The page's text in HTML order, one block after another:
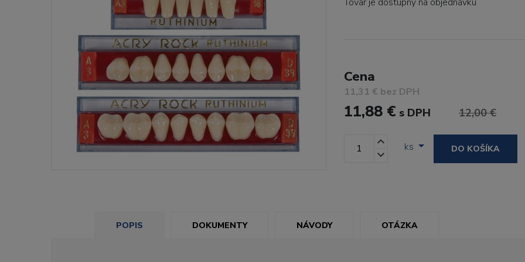
Cena
11,31 € bez DPH
11,88 € s DPH 12,00 €
ks DO KOŠÍKA
POPIS DOKUMENTY NÁVODY OTÁZKA